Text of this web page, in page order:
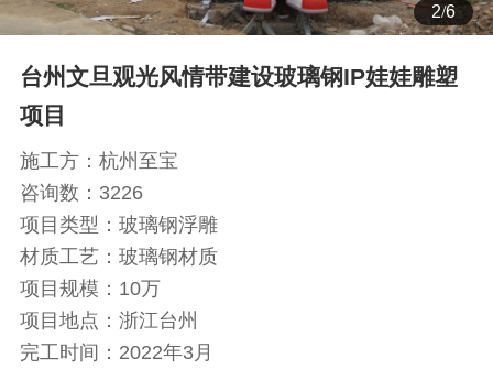
2/6
台州文旦观光风情带建设玻璃钢IP娃娃雕塑
项目
施工方： 杭州至宝
咨询数： 3226
项目类型： 玻璃钢浮雕
材质工艺： 玻璃钢材质
项目规模： 10万
项目地点： 浙江台州
完工时间： 2022年3月